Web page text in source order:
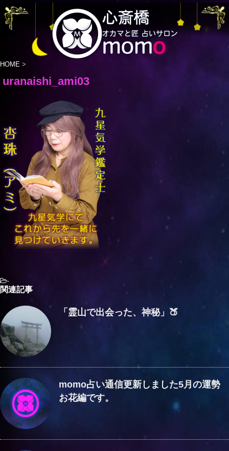
HOME >
uranaishi_ami03
-
関連記事
「霊山で出会った、神秘」🍑
momo占い通信更新しました5月の運勢
お花編です。